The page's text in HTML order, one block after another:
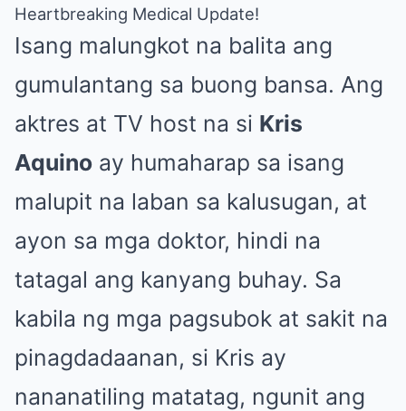
Heartbreaking Medical Update!
Isang malungkot na balita ang
gumulantang sa buong bansa. Ang
aktres at TV host na si Kris
Aquino ay humaharap sa isang
malupit na laban sa kalusugan, at
ayon sa mga doktor, hindi na
tatagal ang kanyang buhay. Sa
kabila ng mga pagsubok at sakit na
pinagdadaanan, si Kris ay
nananatiling matatag, ngunit ang